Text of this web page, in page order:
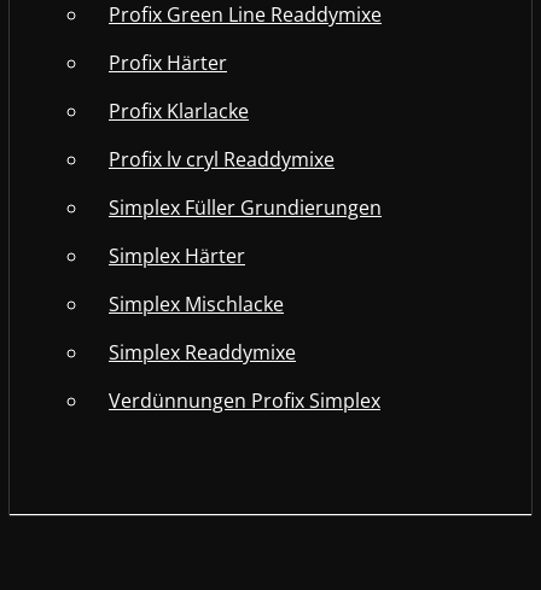
Profix Green Line Readdymixe
Profix Härter
Profix Klarlacke
Profix lv cryl Readdymixe
Simplex Füller Grundierungen
Simplex Härter
Simplex Mischlacke
Simplex Readdymixe
Verdünnungen Profix Simplex